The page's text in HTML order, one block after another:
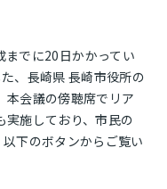
までに20日かかってい
、長崎県 長崎市役所の
本会議の傍聴席でリア
実施しており、市民の
下のボタンからご覧い